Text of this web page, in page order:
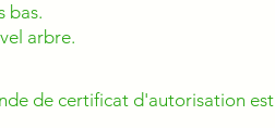
bas.
arbre.
de certificat d'autorisation est